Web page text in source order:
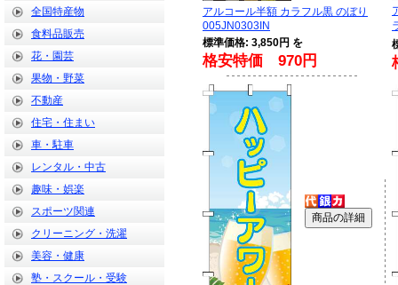
全国特産物
食料品販売
花・園芸
果物・野菜
不動産
住宅・住まい
車・駐車
レンタル・中古
趣味・娯楽
スポーツ関連
クリーニング・洗濯
美容・健康
塾・スクール・受験
アルコール半額 カラフル黒 のぼり
005JN0303IN
標準価格: 3,850円 を
格安特価 970円